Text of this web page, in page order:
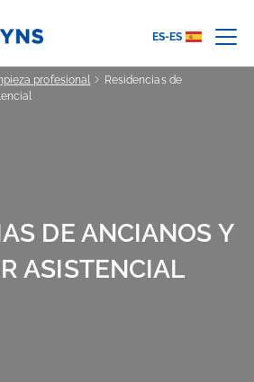
ES-ES
profesional
Residencias de
DE ANCIANOS Y
ASISTENCIAL